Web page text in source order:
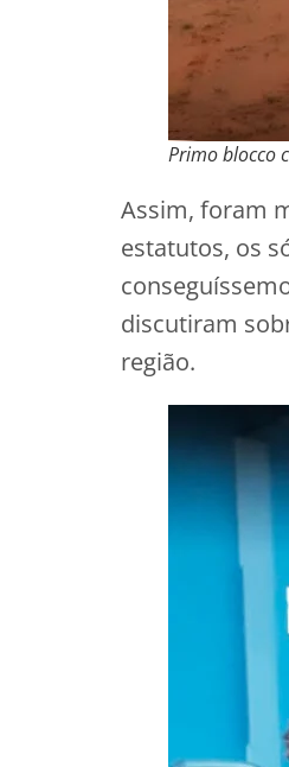
Primo blocco
Assim, foram
estatutos, os
discutiram
região.